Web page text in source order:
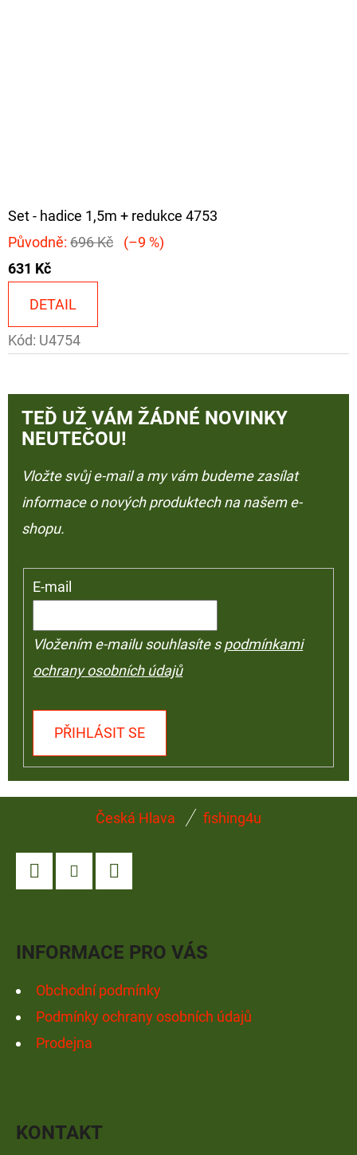
Set - hadice 1,5m + redukce 4753
Původně: 696 Kč
(–9 %)
631 Kč
DETAIL
Kód: U4754
TEĎ UŽ VÁM ŽÁDNÉ NOVINKY
NEUTEČOU!
Vložte svůj e-mail a my vám budeme zasílat
informace o nových produktech na našem e-
shopu.
E-mail
Vložením e-mailu souhlasíte spodmínkami
ochrany osobních údajů
PŘIHLÁSIT SE
Česká Hlava fishing4u
INFORMACE PRO VÁS
Obchodní podmínky
Podmínky ochrany osobních údajů
Prodejna
KONTAKT